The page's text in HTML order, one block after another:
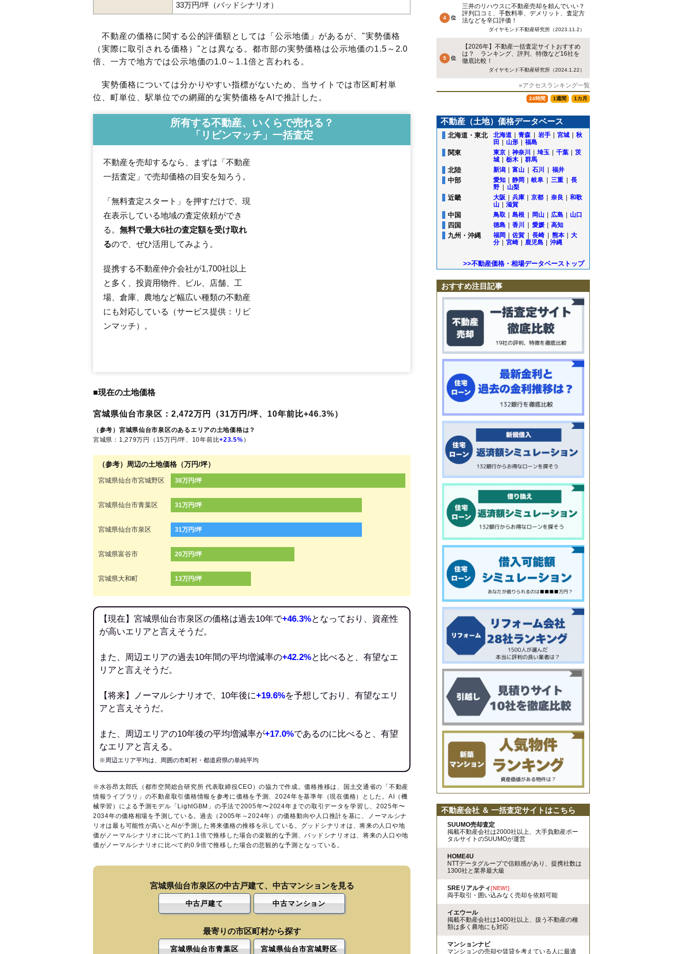
33万円/坪（バッドシナリオ）
不動産の価格に関する公的評価額としては「公示地価」があるが、"実勢価格
（実際に取引される価格）"とは異なる。都市部の実勢価格は公示地価の1.5～2.0
倍、一方で地方では公示地価の1.0～1.1倍と言われる。
実勢価格については分かりやすい指標がないため、当サイトでは市区町村単
位、町単位、駅単位での網羅的な実勢価格をAIで推計した。
所有する不動産、いくらで売れる？
「リビンマッチ」一括査定
不動産を売却するなら、まずは「不動産
一括査定」で売却価格の目安を知ろう。
「無料査定スタート」を押すだけで、現
在表示している地域の査定依頼ができ
る。 無料で最大6社の査定額を受け取れ
るので、ぜひ活用してみよう。
提携する不動産仲介会社が1,700社以上
と多く、投資用物件、ビル、店舗、工
場、倉庫、農地など幅広い種類の不動産
にも対応している（サービス提供：リビ
ンマッチ）。
■現在の土地価格
宮城県仙台市泉区：2,472万円（31万円/坪、10年前比+46.3%）
（参考）宮城県仙台市泉区のあるエリアの土地価格は？
宮城県：1,279万円（15万円/坪、10年前比+23.5% ）
（参考）周辺の土地価格（万円/坪）
宮城県仙台市宮城野区 38万円/坪
宮城県仙台市青葉区 31万円/坪
宮城県仙台市泉区 31万円/坪
宮城県富谷市 20万円/坪
宮城県大和町 13万円/坪
【現在】宮城県仙台市泉区の価格は過去10年で+46.3%となっており、資産性
が高いエリアと言えそうだ。
また、周辺エリアの過去10年間の平均増減率の+42.2%と比べると、有望なエ
リアと言えそうだ。
【将来】ノーマルシナリオで、10年後に+19.6%を予想しており、有望なエリ
アと言えそうだ。
また、周辺エリアの10年後の平均増減率が+17.0%であるのに比べると、有望
なエリアと言える。
※周辺エリア平均は、周囲の市町村・都道府県の単純平均
※水谷昂太郎氏（都市空間総合研究所 代表取締役CEO）の協力で作成。価格推移は、国土交通省の「 不動産
情報ライブラリ 」の不動産取引価格情報を参考に価格を予測、2024年を基準年（現在価格）とした。AI（機
械学習）による予測モデル「LightGBM」の手法で2005年〜2024年までの取引データを学習し、2025年〜
2034年の価格相場を予測している。過去（2005年～2024年）の価格動向や人口推計を基に、ノーマルシナ
リオは最も可能性が高いとAIが予測した将来価格の推移を示している。グッドシナリオは、将来の人口や地
価がノーマルシナリオに比べて約1.1倍で推移した場合の楽観的な予測、バッドシナリオは、将来の人口や地
価がノーマルシナリオに比べて約0.9倍で推移した場合の悲観的な予測となっている。
宮城県仙台市泉区の中古戸建て、中古マンションを見る
中古戸建て 中古マンション
最寄りの市区町村から探す
宮城県仙台市青葉区 宮城県仙台市宮城野区
北中山
高森
長命ケ丘
虹の丘
紫山
八乙女八乙女中央
泉中央駅
三井のリハウスに不動産売却を頼んでいい？
評判口コミ、手数料率、デメリット、査定方
法などを辛口評価！
ダイヤモンド不動産研究所（2023.11.2）
【2026年】不動産一括査定サイトおすすめ
は？ ランキング、評判、特徴など16社を
徹底比較！
ダイヤモンド不動産研究所（2024.1.22）
»アクセスランキング一覧
24時間 1週間 1カ月
不動産（土地）価格データベース
北海道・東北 北海道 青森 岩手 宮城
秋
田
山形 福島
関東 東京 神奈川 埼玉 千葉
茨
城
栃木 群馬
北陸 新潟 富山 石川 福井
中部 愛知 静岡 岐阜 三重
長
野
山梨
近畿 大阪 兵庫 京都 奈良
和歌
山
滋賀
中国 鳥取 島根 岡山 広島 山口
四国 徳島 香川 愛媛 高知
九州・沖縄 福岡 佐賀 長崎 熊本
大
分
宮崎 鹿児島 沖縄
>>不動産価格・相場データベーストップ
おすすめ注目記事
不動産会社 ＆ 一括査定サイトはこちら
SUUMO売却査定
掲載不動産会社は2000社以上、大手負動産ポー
タルサイトのSUUMOが運営
HOME4U
NTTデータグループで信頼感があり、提携社数は
1300社と業界最大級
SREリアルティ[NEW!]
両手取引・囲い込みなく売却を依頼可能
イエウール
掲載不動産会社は1400社以上、扱う不動産の種
類は多く農地にも対応
マンションナビ
マンションの売却や賃貸を考えている人に最適